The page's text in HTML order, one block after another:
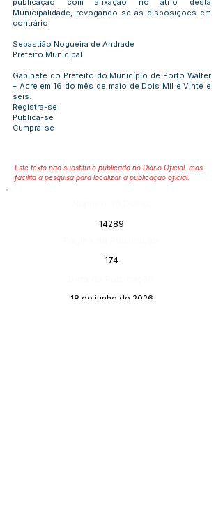
publicação com afixação no átrio desta
Municipalidade, revogando-se as disposições em
contrário.
Sebastião Nogueira de Andrade
Prefeito Municipal
Gabinete do Prefeito do Município de Porto Walter
– Acre em 16 do mês de maio de Dois Mil e Vinte e
seis.
Registra-se
Publica-se
Cumpra-se
Este texto não substitui o publicado no Diário Oficial, mas
facilita a pesquisa para localizar a publicação oficial.
14289
174
18 de junho de 2026